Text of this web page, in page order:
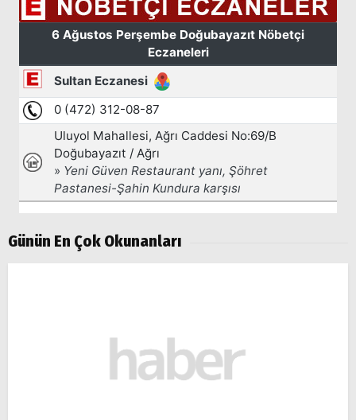
Günün En Çok Okunanları